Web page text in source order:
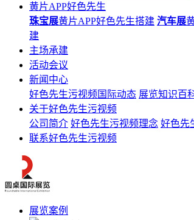
黄片APP好色先生
珠宝展黄片APP好色先生搭建 汽车展
建
主场承建
活动会议
新闻中心
好色先生污视频国际动态 展览知识百
关于好色先生污视频
公司简介 好色先生污视频理念 好色先
联系好色先生污视频
展览案例